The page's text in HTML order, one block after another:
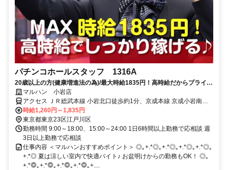
パチンコホールスタッフ 1316A
20歳以上の方(健康増進法の為)/最大時給1835円！高時給だからプライベ
ートを優先してもしっかり稼げる！ミニボーナスも有【履歴書不要】
マルハン 小岩店
アクセス ＪＲ総武本線 小岩北口徒歩約1分、京成本線 京成小岩南口
徒歩約16分 JR総武線「小岩駅」徒歩2分
時給1,260円～1,835円
東京都東京23区江戸川区
勤務時間 9:00～18:00、15:00～24:00 1日6時間以上勤務で応相談 週
3日以上勤務で応相談
仕事内容 ＜マルハンおすすめポイント＞ ◎｡+.*◎｡+.*◎｡+.*◎｡+.*◎｡
+.*◎ 夏は涼しい室内で快適バイト♪ お盆明けからの勤務もOK！ ◎｡
+.*◎｡+.*◎｡+.*◎｡+.*◎｡+....